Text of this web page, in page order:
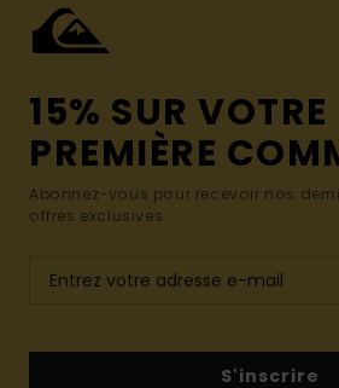
15% SUR VOTRE
PREMIÈRE
Abonnez-vous pour recevoir nos
offres exclusives.
S'inscrire